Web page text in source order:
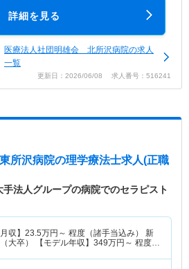
詳細を見る
医療法人社団明雄会 北所沢病院の求人
一覧
更新日：2026/06/08 求人番号：516241
所沢病院の理学療法士求人(正職
法人グループの病院でのセラピスト
収】 23.5万円～ 程度（諸手当込み） 新
大卒） 【モデル年収】 349万円～ 程度